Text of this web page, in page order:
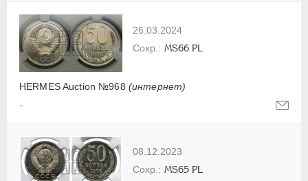
26.03.2024
HERMES Auction №968 (интернет)
MS66 PL
-
08.12.2023
MS65 PL